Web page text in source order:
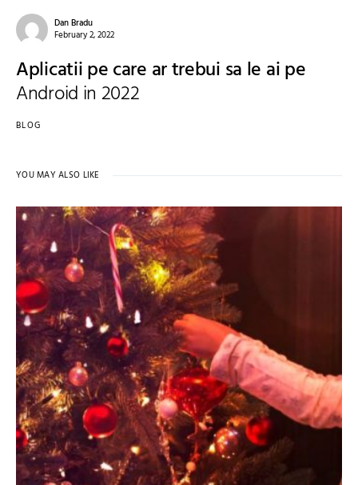
Dan Bradu
February 2, 2022
Aplicatii pe care ar trebui sa le ai pe
Android in 2022
BLOG
YOU MAY ALSO LIKE